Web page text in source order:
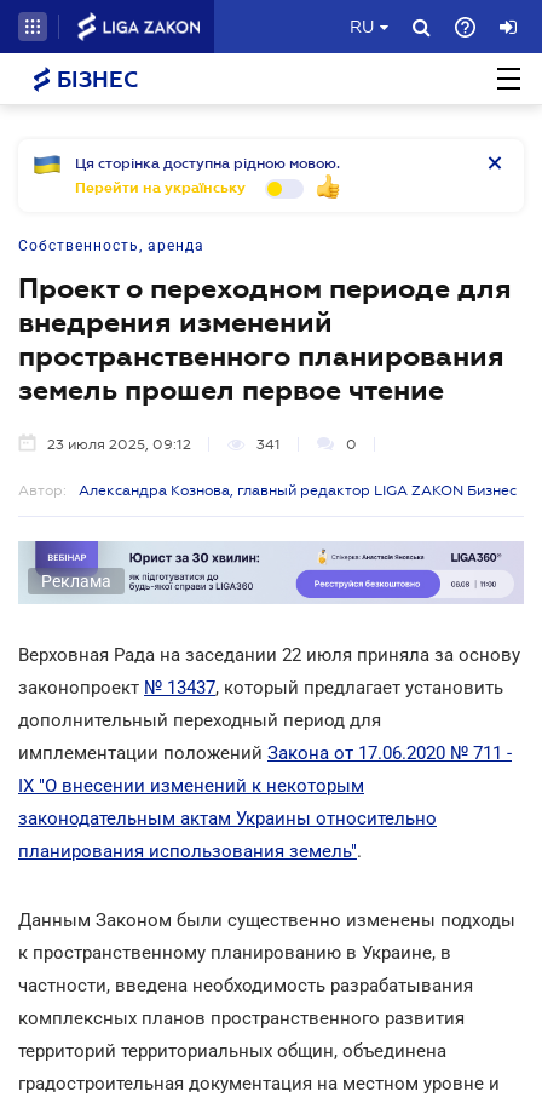
RU
БІЗНЕС
Ця сторінка доступна рідною мовою.
Перейти на українську
Собственность, аренда
Проект о переходном периоде для
внедрения изменений
пространственного планирования
земель прошел первое чтение
23 июля 2025, 09:12 341 0
Автор: Александра Кознова, главный редактор LIGA ZAKON Бизнес
Реклама
Верховная Рада на заседании 22 июля приняла за основу
законопроект № 13437, который предлагает установить
дополнительный переходный период для
имплементации положений Закона от 17.06.2020 № 711 -
IX "О внесении изменений к некоторым
законодательным актам Украины относительно
планирования использования земель".
Данным Законом были существенно изменены подходы
к пространственному планированию в Украине, в
частности, введена необходимость разрабатывания
комплексных планов пространственного развития
территорий территориальных общин, объединена
градостроительная документация на местном уровне и